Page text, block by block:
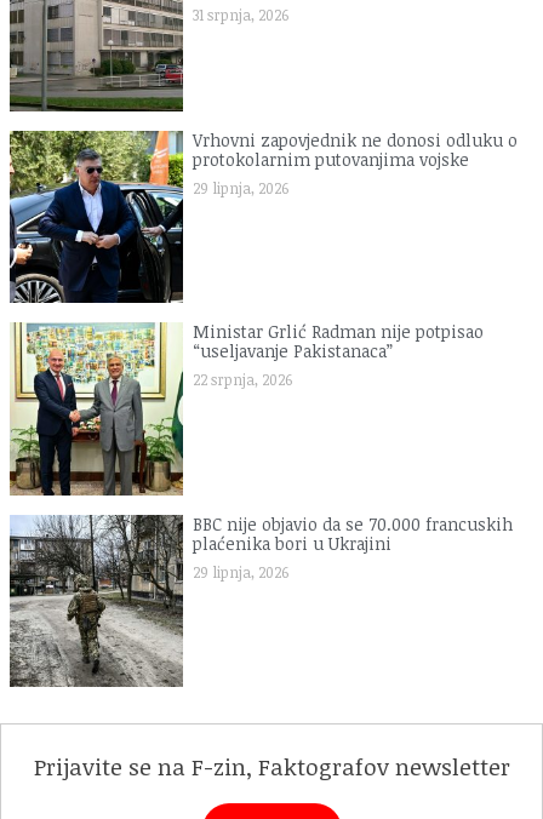
31 srpnja, 2026
Vrhovni zapovjednik ne donosi odluku o
protokolarnim putovanjima vojske
29 lipnja, 2026
Ministar Grlić Radman nije potpisao
“useljavanje Pakistanaca”
22 srpnja, 2026
BBC nije objavio da se 70.000 francuskih
plaćenika bori u Ukrajini
29 lipnja, 2026
Prijavite se na F-zin, Faktografov newsletter